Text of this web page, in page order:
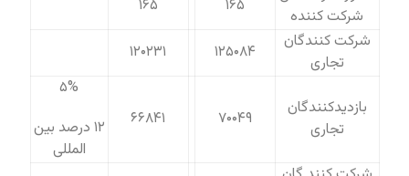
شرکت کننده
۱۶۵
۱۶۵
شرکت کنندگان
تجاری
۱۲۵۰۸۴ ۱۲۰۲۳۱
بازدیدکنندگان
تجاری
۷۰۰۴۹ ۶۶۸۴۱
۵%
۱۲ درصد بین
المللی